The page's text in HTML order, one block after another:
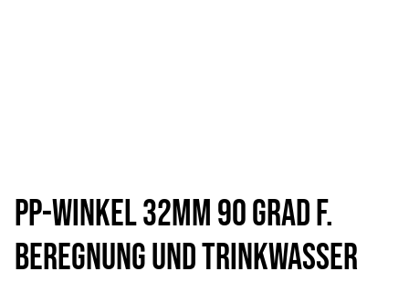
PP-Winkel 32mm 90 Grad f.
Beregnung und Trinkwasser